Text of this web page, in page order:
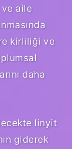
ve aile
kirliliği ve
daha
linyit
giderek